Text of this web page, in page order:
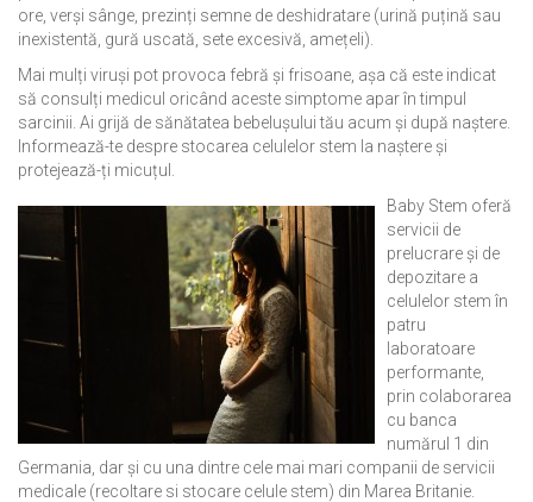
ore, verși sânge, prezinți semne de deshidratare (urină puțină sau
inexistentă, gură uscată, sete excesivă, amețeli).
Mai mulți viruși pot provoca febră și frisoane, așa că este indicat
să consulți medicul oricând aceste simptome apar în timpul
sarcinii. Ai grijă de sănătatea bebelușului tău acum și după naștere.
Informează-te despre stocarea celulelor stem la naștere și
protejează-ți micuțul.
Baby Stem oferă
servicii de
prelucrare și de
depozitare a
celulelor stem în
patru
laboratoare
performante,
prin colaborarea
cu banca
numărul 1 din
Germania, dar și cu una dintre cele mai mari companii de servicii
medicale (recoltare si stocare celule stem) din Marea Britanie.